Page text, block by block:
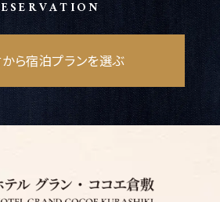
ら宿泊プランを選ぶ